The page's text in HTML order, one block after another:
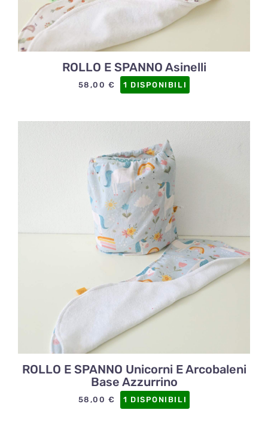
ROLLO E SPANNO Asinelli
58,00€ 1 DISPONIBILI
ROLLO E SPANNO Unicorni E Arcobaleni
Base Azzurrino
58,00€ 1 DISPONIBILI